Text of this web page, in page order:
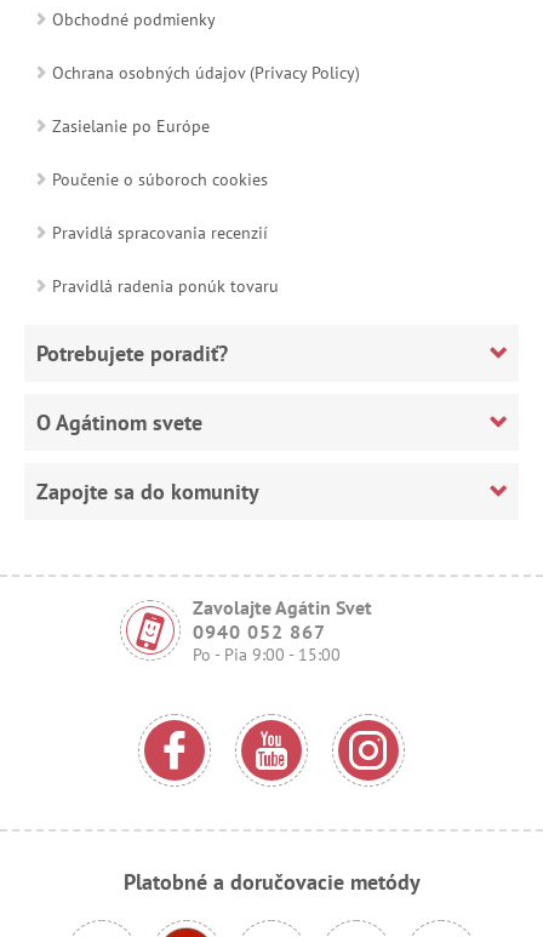
Obchodné podmienky
Ochrana osobných údajov (Privacy Policy)
Zasielanie po Európe
Poučenie o súboroch cookies
Pravidlá spracovania recenzií
Pravidlá radenia ponúk tovaru
Potrebujete poradiť?
O Agátinom svete
Zapojte sa do komunity
Zavolajte Agátin Svet
0940 052 867
Po - Pia 9:00 - 15:00
Platobné a doručovacie metódy